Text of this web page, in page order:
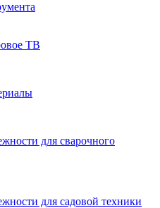
ТВ
для сварочного
для садовой техники